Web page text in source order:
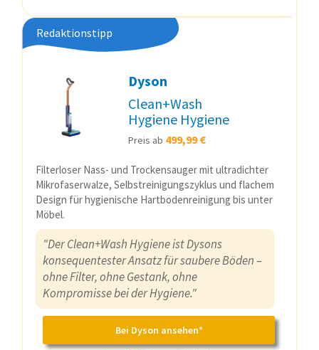
Redaktionstipp
Dyson
Clean+Wash
Hygiene Hygiene
Preis ab 499,99 €
Filterloser Nass- und Trockensauger mit ultradichter
Mikrofaserwalze, Selbstreinigungszyklus und flachem
Design für hygienische Hartbodenreinigung bis unter
Möbel.
"Der Clean+Wash Hygiene ist Dysons
konsequentester Ansatz für saubere Böden –
ohne Filter, ohne Gestank, ohne
Kompromisse bei der Hygiene."
Bei Dyson ansehen*